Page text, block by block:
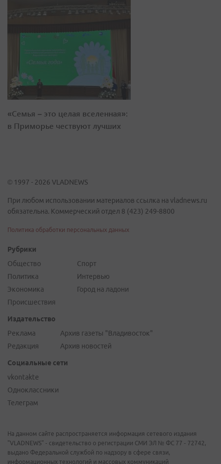
«Семья – это целая вселенная»:
в Приморье чествуют лучших
© 1997 - 2026 VLADNEWS
При любом использовании материалов ссылка на vladnews.ru
обязательна. Коммерческий отдел 8 (423) 249-8800
Политика обработки персональных данных
Рубрики
Общество
Политика
Экономика
Происшествия
Спорт
Интервью
Город на ладони
Издательство
Реклама
Редакция
Архив газеты "Владивосток"
Архив новостей
Социальные сети
vkontakte
Одноклассники
Телеграм
На данном сайте распространяется информация сетевого издания
"VLADNEWS" - свидетельство о регистрации СМИ ЭЛ № ФС 77 - 72742,
выдано Федеральной службой по надзору в сфере связи,
информационных технологий и массовых коммуникаций